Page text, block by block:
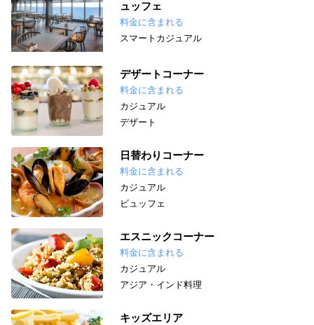
ュッフェ
料金に含まれる
スマートカジュアル
デザートコーナー
料金に含まれる
カジュアル
デザート
日替わりコーナー
料金に含まれる
カジュアル
ビュッフェ
エスニックコーナー
料金に含まれる
カジュアル
アジア・インド料理
キッズエリア